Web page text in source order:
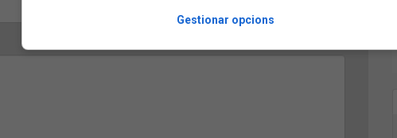
Gestionar opcions